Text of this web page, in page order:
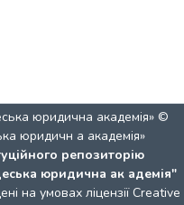
юридична академія» ©
юридичн а академія»
репозиторію
юридична ак адемія"
на умовах ліцензії Creative